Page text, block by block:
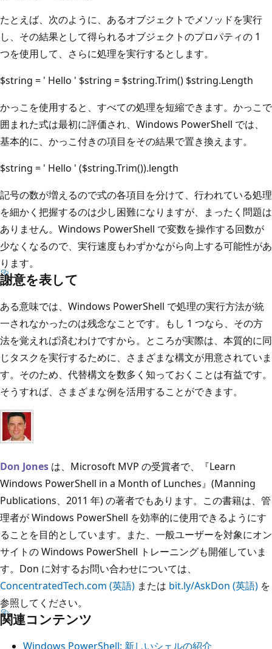
たとえば、次のように、あるオブジェクトでメソッドを実行
し、その結果として得られるオブジェクトのプロパティの 1
つを使用して、さらに処理を実行するとします。
$string = ' Hello ' $string = $string.Trim() $string.Length
かっこを使用すると、すべての処理を短縮できます。かっこで
囲まれた式は最初に評価され、Windows PowerShell では、
基本的に、かっこ付きの項目をその結果で置き換えます。
$string = ' Hello ' ($string.Trim()).length
記号の数が増えるので式の各項目を分けて、行われている処理
を細かく把握するのは少し困難になりますが、まったく問題は
ありません。Windows PowerShell で変数を操作する回数が
少なくなるので、実行速度もわずかながら向上する可能性があ
ります。
謝意を表して
ある意味では、Windows PowerShell で処理の実行方法が統
一されなかったのは残念なことです。もし 1 つなら、その方
法を覚えれば済むわけですから。ところが実際は、本質的に同
じタスクを実行するために、さまざまな構文が用意されていま
す。そのため、代替構文を数多く知っておくことは有益です。
そうすれば、さまざまな例を活用することができます。
Don Jones は、Microsoft MVP の受賞者で、『Learn
Windows PowerShell in a Month of Lunches』(Manning
Publications、2011 年) の著者でもあります。この書籍は、管
理者が Windows PowerShell を効率的に使用できるようにす
ることを目的としています。また、一般ユーザーを対象にオン
サイトの Windows PowerShell トレーニングも開催していま
す。Don に対するお問い合わせについては、
ConcentratedTech.com (英語) または bit.ly/AskDon (英語) を
参照してください。
関連コンテンツ
Windows PowerShell: 新しいシェルの紹介